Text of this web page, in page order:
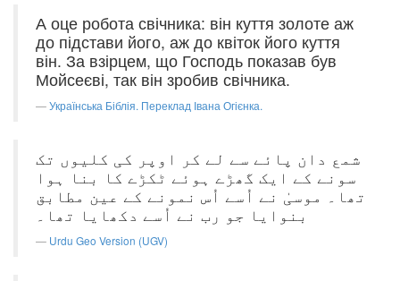
А оце робота свічника: він куття золоте аж
до підстави його, аж до квіток його куття
він. За взірцем, що Господь показав був
Мойсеєві, так він зробив свічника.
Українська Біблія. Переклад Івана Огієнка.
شمع دان پائے سے لے کر اوپر کی کلیوں تک
سونے کے ایک گھڑے ہوئے ٹکڑے کا بنا ہوا
تھا۔ موسیٰ نے اُسے اُس نمونے کے عین مطابق
بنوایا جو رب نے اُسے دکھایا تھا۔
Urdu Geo Version (UGV)